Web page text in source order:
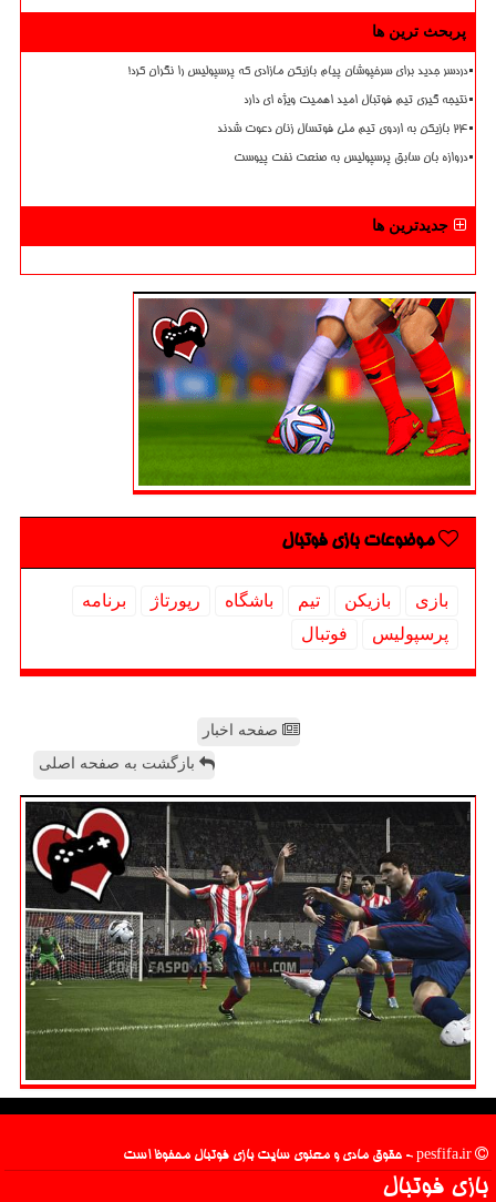
پربحث ترین ها
دردسر جدید برای سرخپوشان پیام بازیکن مازادی که پرسپولیس را نگران کرد!
نتیجه گیری تیم فوتبال امید اهمیت ویژه ای دارد
۲۴ بازیکن به اردوی تیم ملی فوتسال زنان دعوت شدند
دروازه بان سابق پرسپولیس به صنعت نفت پیوست
جدیدترین ها
موضوعات بازی فوتبال
بازی بازیكن تیم باشگاه رپورتاژ
برنامه
پرسپولیس
فوتبال
صفحه اخبار
بازگشت به صفحه اصلی
بازی فوتبال